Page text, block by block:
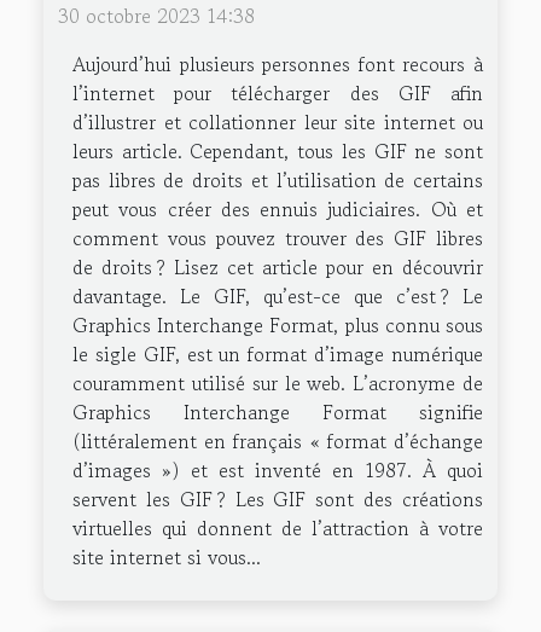
30 octobre 2023 14:38
Aujourd’hui plusieurs personnes font recours à
l’internet pour télécharger des GIF afin
d’illustrer et collationner leur site internet ou
leurs article. Cependant, tous les GIF ne sont
pas libres de droits et l’utilisation de certains
peut vous créer des ennuis judiciaires. Où et
comment vous pouvez trouver des GIF libres
de droits ? Lisez cet article pour en découvrir
davantage. Le GIF, qu’est-ce que c’est ? Le
Graphics Interchange Format, plus connu sous
le sigle GIF, est un format d’image numérique
couramment utilisé sur le web. L’acronyme de
Graphics Interchange Format signifie
(littéralement en français « format d’échange
d’images ») et est inventé en 1987. À quoi
servent les GIF ? Les GIF sont des créations
virtuelles qui donnent de l’attraction à votre
site internet si vous...